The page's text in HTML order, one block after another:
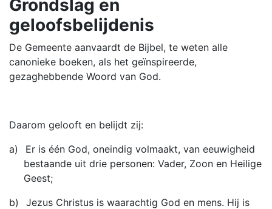
Grondslag en
geloofsbelijdenis
De Gemeente aanvaardt de Bijbel, te weten alle
canonieke boeken, als het geïnspireerde,
gezaghebbende Woord van God.
Daarom gelooft en belijdt zij:
a)
Er is één God, oneindig volmaakt, van eeuwigheid
bestaande uit drie personen: Vader, Zoon en Heilige
Geest;
b)
Jezus Christus is waarachtig God en mens. Hij is